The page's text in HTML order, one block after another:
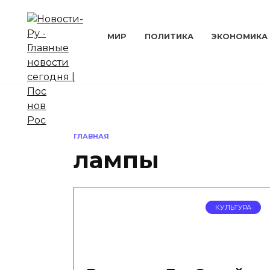
содержанию
МИР ПОЛИТИКА ЭКОНОМИКА
ГЛАВНАЯ
лампы
КУЛЬТУРА